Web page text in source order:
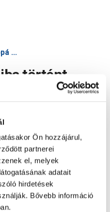
Ön hozzájárul,
partnerei
el, melyek
adatait
hirdetések
Bővebb információ
...
történt